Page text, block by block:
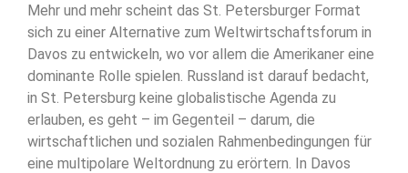
Mehr und mehr scheint das St. Petersburger Format
sich zu einer Alternative zum Weltwirtschaftsforum in
Davos zu entwickeln, wo vor allem die Amerikaner eine
dominante Rolle spielen. Russland ist darauf bedacht,
in St. Petersburg keine globalistische Agenda zu
erlauben, es geht – im Gegenteil – darum, die
wirtschaftlichen und sozialen Rahmenbedingungen für
eine multipolare Weltordnung zu erörtern. In Davos